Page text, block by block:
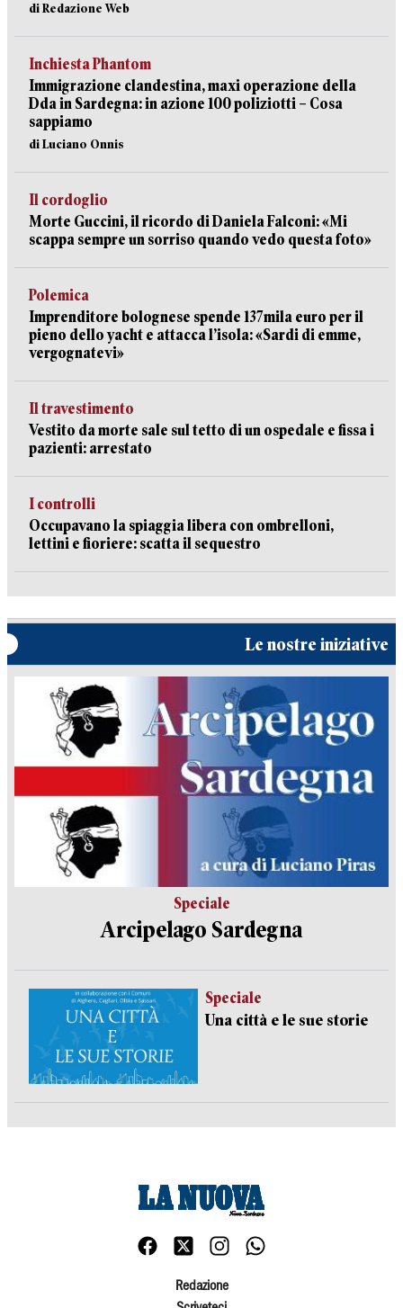
di Redazione Web
Inchiesta Phantom
Immigrazione clandestina, maxi operazione della
Dda in Sardegna: in azione 100 poliziotti – Cosa
sappiamo
di Luciano Onnis
Il cordoglio
Morte Guccini, il ricordo di Daniela Falconi: «Mi
scappa sempre un sorriso quando vedo questa foto»
Polemica
Imprenditore bolognese spende 137mila euro per il
pieno dello yacht e attacca l’isola: «Sardi di emme,
vergognatevi»
Il travestimento
Vestito da morte sale sul tetto di un ospedale e fissa i
pazienti: arrestato
I controlli
Occupavano la spiaggia libera con ombrelloni,
lettini e fioriere: scatta il sequestro
Le nostre iniziative
Speciale
Arcipelago Sardegna
Speciale
Una città e le sue storie
Redazione